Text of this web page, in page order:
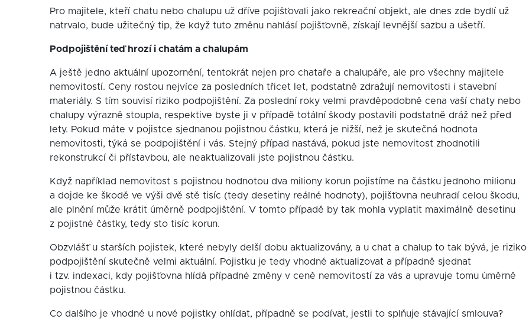
Pro majitele, kteří chatu nebo chalupu už dříve pojišťovali jako rekreační objekt, ale dnes zde bydlí už
natrvalo, bude užitečný tip, že když tuto změnu nahlásí pojišťovně, získají levnější sazbu a ušetří.
Podpojištění teď hrozí i chatám a chalupám
A ještě jedno aktuální upozornění, tentokrát nejen pro chataře a chalupáře, ale pro všechny majitele
nemovitostí. Ceny rostou nejvíce za posledních třicet let, podstatně zdražují nemovitosti i stavební
materiály. S tím souvisí riziko podpojištění. Za poslední roky velmi pravděpodobně cena vaší chaty nebo
chalupy výrazně stoupla, respektive byste ji v případě totální škody postavili podstatně dráž než před
lety. Pokud máte v pojistce sjednanou pojistnou částku, která je nižší, než je skutečná hodnota
nemovitosti, týká se podpojištění i vás. Stejný případ nastává, pokud jste nemovitost zhodnotili
rekonstrukcí či přístavbou, ale neaktualizovali jste pojistnou částku.
Když například nemovitost s pojistnou hodnotou dva miliony korun pojistíme na částku jednoho milionu
a dojde ke škodě ve výši dvě stě tisíc (tedy desetiny reálné hodnoty), pojišťovna neuhradí celou škodu,
ale plnění může krátit úměrně podpojištění. V tomto případě by tak mohla vyplatit maximálně desetinu
z pojistné částky, tedy sto tisíc korun.
Obzvlášť u starších pojistek, které nebyly delší dobu aktualizovány, a u chat a chalup to tak bývá, je riziko
podpojištění skutečně velmi aktuální. Pojistku je tedy vhodné aktualizovat a případně sjednat
i tzv. indexaci, kdy pojišťovna hlídá případné změny v ceně nemovitostí za vás a upravuje tomu úměrně
pojistnou částku.
Co dalšího je vhodné u nové pojistky ohlídat, případně se podívat, jestli to splňuje stávající smlouva?